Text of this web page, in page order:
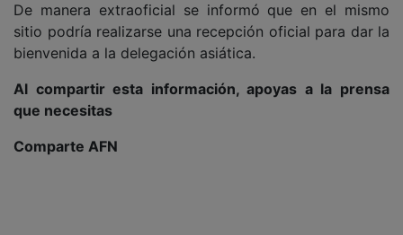
De manera extraoficial se informó que en el mismo
sitio podría realizarse una recepción oficial para dar la
bienvenida a la delegación asiática.
Al compartir esta información, apoyas a la prensa
que necesitas
Comparte AFN